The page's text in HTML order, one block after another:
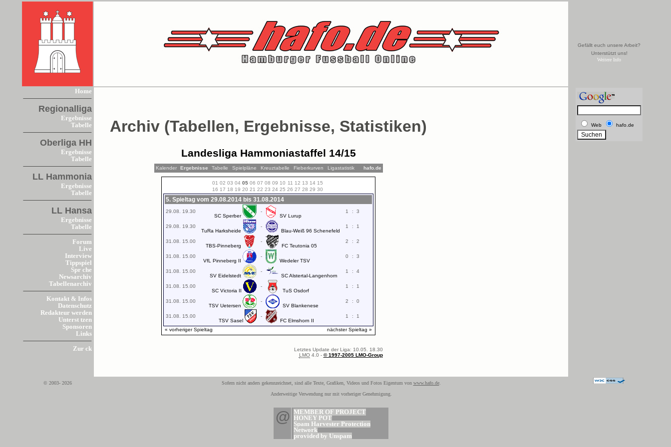
Gefällt euch unsere Arbeit?
Unterstützt uns!
Weitere Info
Home
Regionalliga
Ergebnisse
Tabelle
Oberliga HH
Ergebnisse
Tabelle
LL Hammonia
Ergebnisse
Tabelle
LL Hansa
Ergebnisse
Tabelle
Forum
Live
Interview
Tippspiel
Spr che
Newsarchiv
Tabellenarchiv
Kontakt & Infos
Datenschutz
Redakteur werden
Unterst tzen
Sponsoren
Links
Zur ck
Archiv (Tabellen, Ergebnisse, Statistiken)
Landesliga Hammoniastaffel 14/15
Kalender Ergebnisse Tabelle Spielpläne Kreuztabelle Fieberkurven Ligastatistik hafo.de
01 02 03 04 05 06 07 08 09 10 11 12 13 14 15
16 17 18 19 20 21 22 23 24 25 26 27 28 29 30
5. Spieltag vom 29.08.2014 bis 31.08.2014
29.08. 19.30
SC Sperber
-
SV Lurup
1 : 3
29.08. 19.30
TuRa Harksheide
-
Blau-Weiß 96 Schenefeld
1 : 1
31.08. 15.00
TBS-Pinneberg
-
FC Teutonia 05
2 : 2
31.08. 15.00
VfL Pinneberg II
-
Wedeler TSV
0 : 3
31.08. 15.00
SV Eidelstedt
-
SC Alstertal-Langenhorn
1 : 4
31.08. 15.00
SC Victoria II
-
TuS Osdorf
1 : 1
31.08. 15.00
TSV Uetersen
-
SV Blankenese
2 : 0
31.08. 15.00
TSV Sasel
-
FC Elmshorn II
1 : 1
« vorheriger Spieltag nächster Spieltag »
Letztes Update der Liga: 10.05. 18.30
LMO4.0 - © 1997-2005 LMO-Group
Web hafo.de
© 2003- 2026 Sofern nicht anders gekennzeichnet, sind alle Texte, Grafiken, Videos und Fotos Eigentum von www.hafo.de.
Anderweitige Verwendung nur mit vorheriger Genehmigung.
@
MEMBER OF PROJECT
HONEY POT
Spam Harvester Protection
Network
provided by Unspam